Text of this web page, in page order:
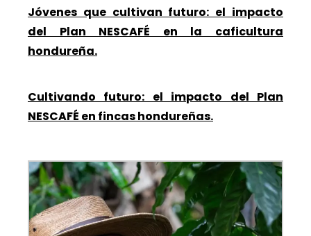
Jóvenes que cultivan futuro: el impacto
del Plan NESCAFÉ en la caficultura
hondureña.
Cultivando futuro: el impacto del Plan
NESCAFÉ en fincas hondureñas.